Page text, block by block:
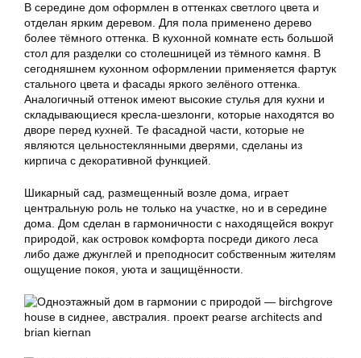
В середине дом оформлен в оттенках светлого цвета и
отделан ярким деревом. Для пола применено дерево
более тёмного оттенка. В кухонной комнате есть большой
стол для разделки со столешницей из тёмного камня. В
сегодняшнем кухонном оформлении применяется фартук
стального цвета и фасады яркого зелёного оттенка.
Аналогичный оттенок имеют высокие стулья для кухни и
складывающиеся кресла-шезлонги, которые находятся во
дворе перед кухней. Те фасадной части, которые не
являются цельностеклянными дверями, сделаны из
кирпича с декоративной функцией.
Шикарный сад, размещенный возле дома, играет
центральную роль не только на участке, но и в середине
дома. Дом сделан в гармоничности с находящейся вокруг
природой, как островок комфорта посреди дикого леса
либо даже джунглей и преподносит собственным жителям
ощущение покоя, уюта и защищённости.